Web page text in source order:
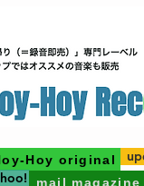
Hoy original
mail magazine